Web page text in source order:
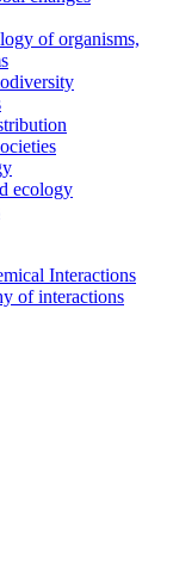
of organisms,
ecology
Interactions
of interactions